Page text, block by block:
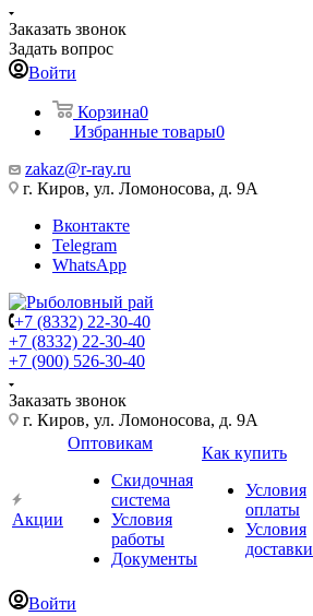
Заказать звонок
Задать вопрос
Войти
Корзина0
Избранные товары0
zakaz@r-ray.ru
г. Киров, ул. Ломоносова, д. 9А
Вконтакте
Telegram
WhatsApp
+7 (8332) 22-30-40
+7 (8332) 22-30-40
+7 (900) 526-30-40
Заказать звонок
г. Киров, ул. Ломоносова, д. 9А
Акции
Оптовикам
Скидочная
система
Условия
работы
Документы
Как купить
Условия
оплаты
Условия
доставки
Войти